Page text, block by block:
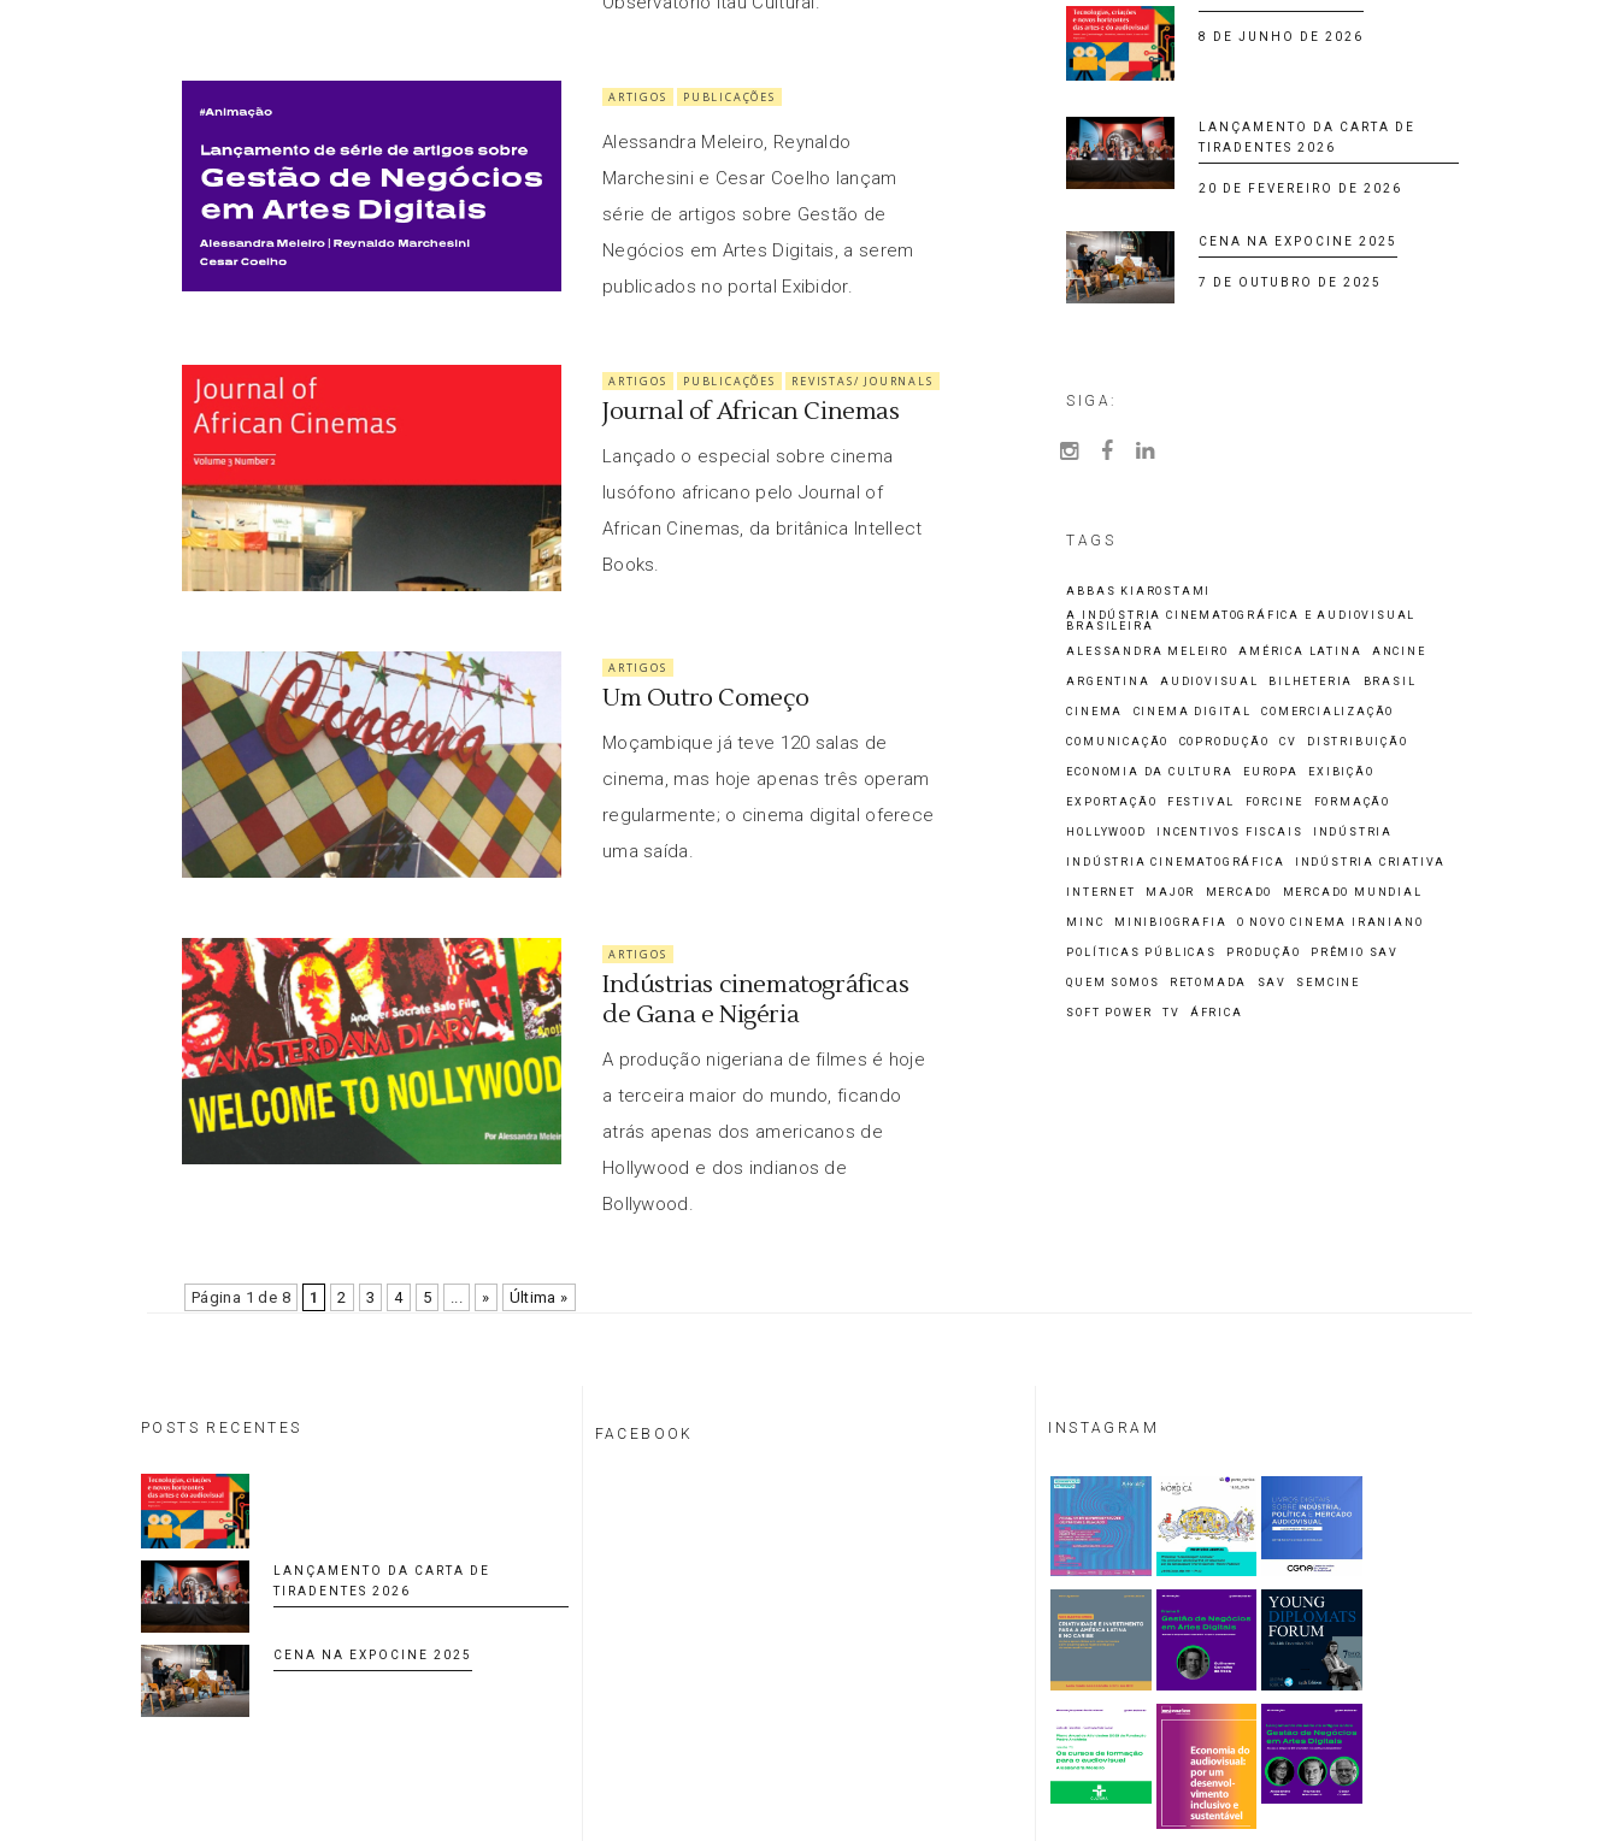
ARTIGOS PUBLICAÇÕES
Alessandra Meleiro, Reynaldo
Marchesini e Cesar Coelho lançam
série de artigos sobre Gestão de
Negócios em Artes Digitais, a serem
publicados no portal Exibidor.
ARTIGOS PUBLICAÇÕES REVISTAS/ JOURNALS
Journal of African Cinemas
Lançado o especial sobre cinema
lusófono africano pelo Journal of
African Cinemas, da britânica Intellect
Books.
ARTIGOS
Um Outro Começo
Moçambique já teve 120 salas de
cinema, mas hoje apenas três operam
regularmente; o cinema digital oferece
uma saída.
ARTIGOS
Indústrias cinematográficas
de Gana e Nigéria
A produção nigeriana de filmes é hoje
a terceira maior do mundo, ficando
atrás apenas dos americanos de
Hollywood e dos indianos de
Bollywood.
Página 1 de 8 1 2 3 4 5 ... » Última »
8 DE JUNHO DE 2026
LANÇAMENTO DA CARTA DE
TIRADENTES 2026
20 DE FEVEREIRO DE 2026
CENA NA EXPOCINE 2025
7 DE OUTUBRO DE 2025
SIGA:
TAGS
ABBAS KIAROSTAMI
A INDÚSTRIA CINEMATOGRÁFICA E AUDIOVISUAL
BRASILEIRA
ALESSANDRA MELEIRO AMÉRICA LATINA ANCINE
ARGENTINA AUDIOVISUAL BILHETERIA BRASIL
CINEMA CINEMA DIGITAL COMERCIALIZAÇÃO
COMUNICAÇÃO COPRODUÇÃO CV DISTRIBUIÇÃO
ECONOMIA DA CULTURA EUROPA EXIBIÇÃO
EXPORTAÇÃO FESTIVAL FORCINE FORMAÇÃO
HOLLYWOOD INCENTIVOS FISCAIS INDÚSTRIA
INDÚSTRIA CINEMATOGRÁFICA INDÚSTRIA CRIATIVA
INTERNET MAJOR MERCADO MERCADO MUNDIAL
MINC MINIBIOGRAFIA O NOVO CINEMA IRANIANO
POLÍTICAS PÚBLICAS PRODUÇÃO PRÊMIO SAV
QUEM SOMOS RETOMADA SAV SEMCINE
SOFT POWER TV ÁFRICA
POSTS RECENTES
LANÇAMENTO DA CARTA DE
TIRADENTES 2026
CENA NA EXPOCINE 2025
FACEBOOK INSTAGRAM